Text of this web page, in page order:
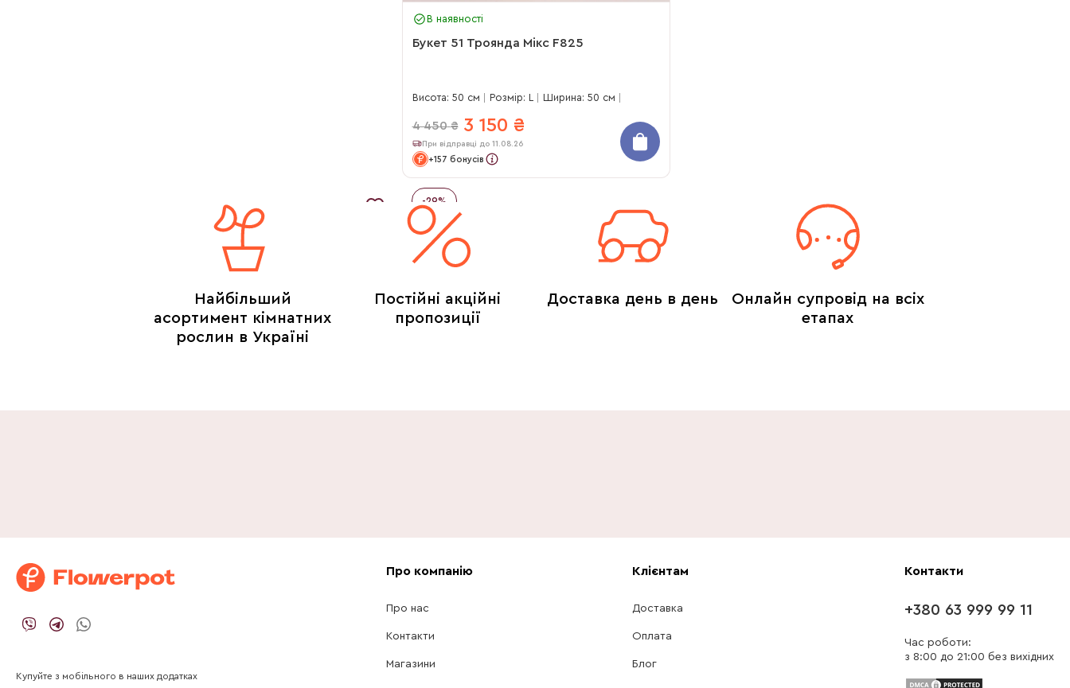
В наявності
Букет 51 Троянда Мікс F825
Висота: 50 см Розмір: L Ширина: 50 см
4 450 ₴ 3 150 ₴
При відправці до 11.08.26
+157 бонусів
-29%
Найбільший
асортимент кімнатних
рослин в Україні
Постійні акційні
пропозиції
Доставка день в день
Онлайн супровід на всіх
етапах
Купуйте з мобільного в наших додатках
Про компанію
Про нас
Контакти
Магазини
Клієнтам
Доставка
Оплата
Блог
Контакти
+380 63 999 99 11
Час роботи:
з 8:00 до 21:00 без вихідних